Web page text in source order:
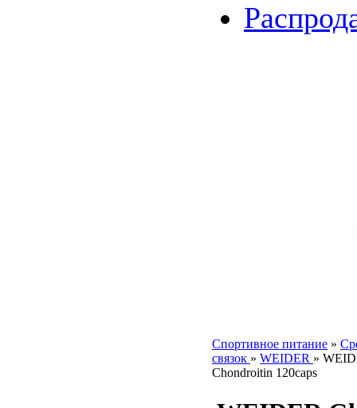
Спортивное питание »
связок » WEIDER »
Chondroitin 120caps